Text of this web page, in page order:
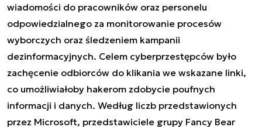
wiadomości do pracowników oraz personelu
odpowiedzialnego za monitorowanie procesów
wyborczych oraz śledzeniem kampanii
dezinformacyjnych. Celem cyberprzestępców było
zachęcenie odbiorców do klikania we wskazane linki,
co umożliwiałoby hakerom zdobycie poufnych
informacji i danych. Według liczb przedstawionych
przez Microsoft, przedstawiciele grupy Fancy Bear